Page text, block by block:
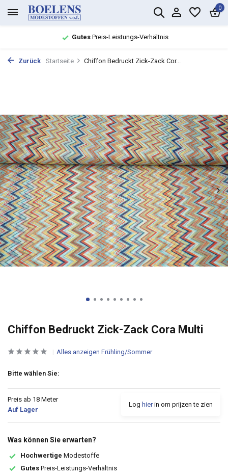
0
GutesPreis-Leistungs-Verhältnis
Zurück Startseite Chiffon Bedruckt Zick-Zack Cor...
Chiffon Bedruckt Zick-Zack Cora Multi
Alles anzeigen Frühling/Sommer
Bitte wählen Sie:
Preis ab 18 Meter
Auf Lager
Log hierin om prijzen te zien
Was können Sie erwarten?
Hochwertige Modestoffe
Gutes Preis-Leistungs-Verhältnis